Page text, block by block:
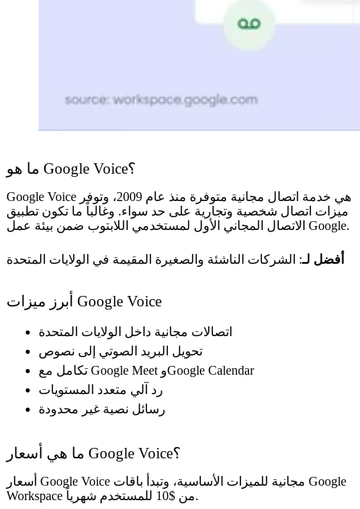
ما هو Google Voice؟
Google Voice هي خدمة اتصال مجانية متوفرة منذ عام 2009، وتوفر
ميزات اتصال شخصية وتجارية على حد سواء. وغالباً ما تكون تطبيق
الاتصال المجاني الأول لمستخدمي اللابتوب ضمن بيئة عمل Google.
أفضل لـ: الشركات الناشئة والصغيرة المقيمة في الولايات المتحدة
أبرز ميزات Google Voice
اتصالات مجانية داخل الولايات المتحدة
تحويل البريد الصوتي إلى نصوص
تكامل مع Google Meet وGoogle Calendar
رد آلي متعدد المستويات
رسائل نصية غير محدودة
ما هي أسعار Google Voice؟
أسعار Google Voice مجانية للميزات الأساسية، وتبدأ باقات Google
Workspace من $10 للمستخدم شهرياً.